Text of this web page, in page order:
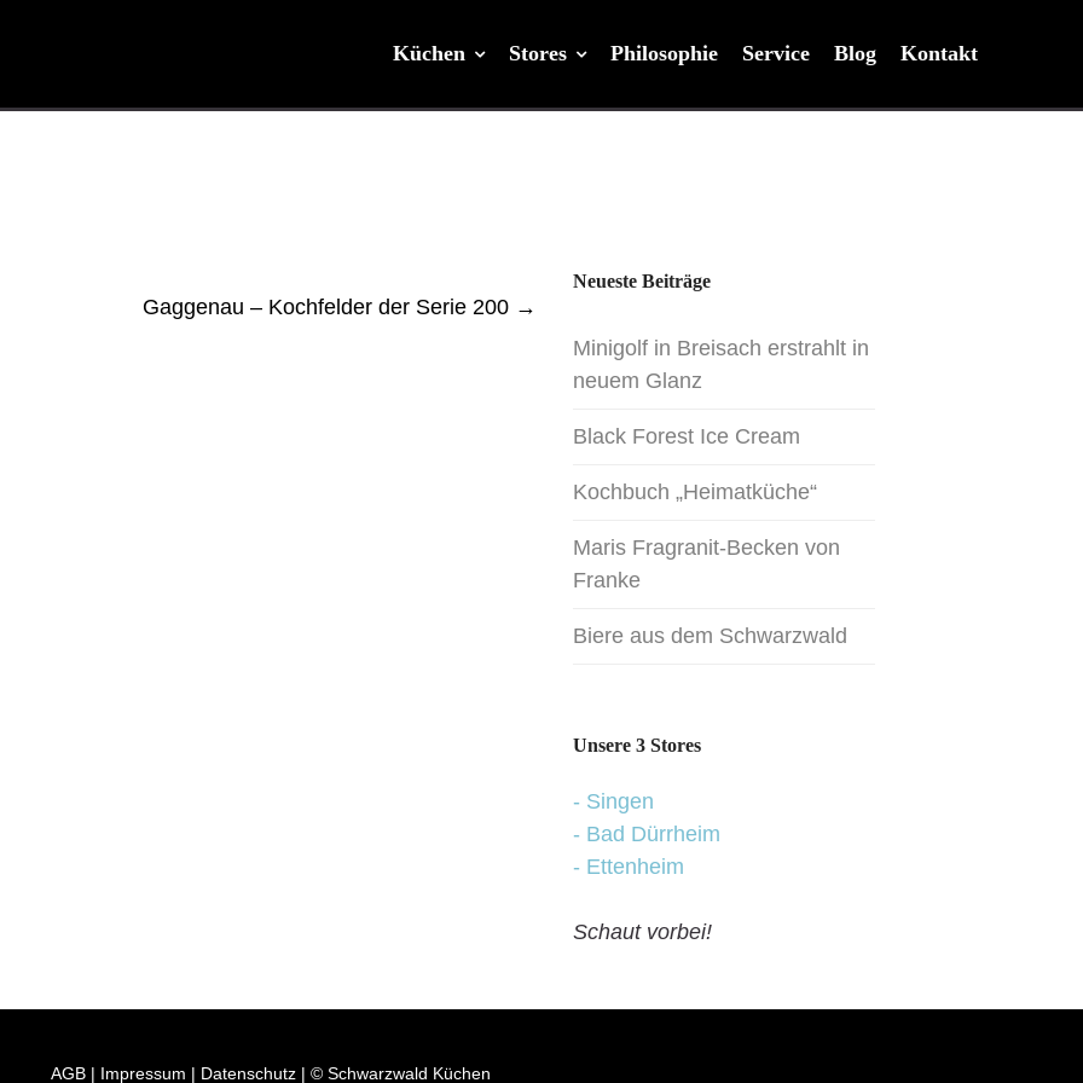
Küchen Stores Philosophie Service Blog Kontakt
Gaggenau – Kochfelder der Serie 200 →
Neueste Beiträge
Minigolf in Breisach erstrahlt in
neuem Glanz
Black Forest Ice Cream
Kochbuch „Heimatküche“
Maris Fragranit-Becken von
Franke
Biere aus dem Schwarzwald
Unsere 3 Stores
- Singen
- Bad Dürrheim
- Ettenheim
Schaut vorbei!
AGB | Impressum | Datenschutz | © Schwarzwald Küchen